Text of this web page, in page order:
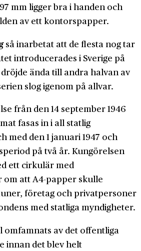
mm ligger bra i handen och
av ett kontorspapper.
så inarbetat att de flesta nog tar
introducerades i Sverige på
ända till andra halvan av
slog igenom på allvar.
från den 14 september 1946
fasas in i all statlig
med den 1 januari 1947 och
på två år. Kungörelsen
ett cirkulär med
att A4-papper skulle
företag och privatpersoner
med statliga myndigheter.
omfamnats av det offentliga
innan det blev helt